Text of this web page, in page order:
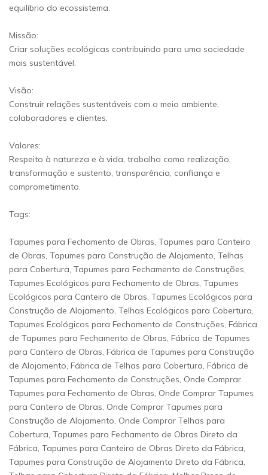
equilíbrio do ecossistema.
Missão:
Criar soluções ecológicas contribuindo para uma sociedade
mais sustentável.
Visão:
Construir relações sustentáveis com o meio ambiente,
colaboradores e clientes.
Valores:
Respeito à natureza e à vida, trabalho como realização,
transformação e sustento, transparência, confiança e
comprometimento.
Tags:
Tapumes para Fechamento de Obras, Tapumes para Canteiro
de Obras, Tapumes para Construção de Alojamento, Telhas
para Cobertura, Tapumes para Fechamento de Construções,
Tapumes Ecológicos para Fechamento de Obras, Tapumes
Ecológicos para Canteiro de Obras, Tapumes Ecológicos para
Construção de Alojamento, Telhas Ecológicos para Cobertura,
Tapumes Ecológicos para Fechamento de Construções, Fábrica
de Tapumes para Fechamento de Obras, Fábrica de Tapumes
para Canteiro de Obras, Fábrica de Tapumes para Construção
de Alojamento, Fábrica de Telhas para Cobertura, Fábrica de
Tapumes para Fechamento de Construções, Onde Comprar
Tapumes para Fechamento de Obras, Onde Comprar Tapumes
para Canteiro de Obras, Onde Comprar Tapumes para
Construção de Alojamento, Onde Comprar Telhas para
Cobertura, Tapumes para Fechamento de Obras Direto da
Fábrica, Tapumes para Canteiro de Obras Direto da Fábrica,
Tapumes para Construção de Alojamento Direto da Fábrica,